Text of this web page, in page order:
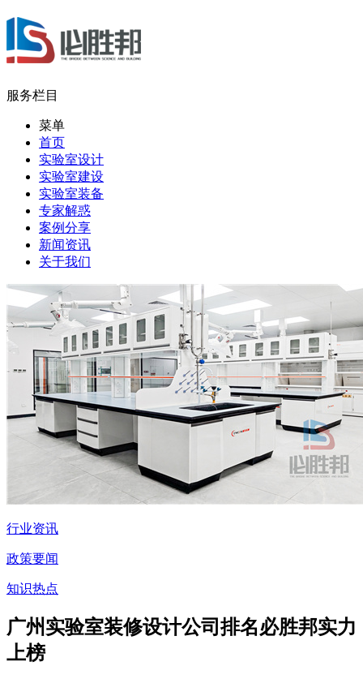
服务栏目
菜单
首页
实验室设计
实验室建设
实验室装备
专家解惑
案例分享
新闻资讯
关于我们
行业资讯
政策要闻
知识热点
广州实验室装修设计公司排名必胜邦实力
上榜